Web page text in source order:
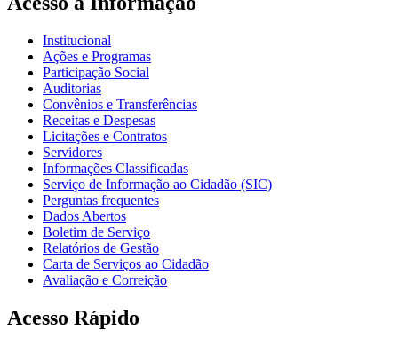
Institucional
Ações e Programas
Participação Social
Auditorias
Convênios e Transferências
Receitas e Despesas
Licitações e Contratos
Servidores
Informações Classificadas
Serviço de Informação ao Cidadão (SIC)
Perguntas frequentes
Dados Abertos
Boletim de Serviço
Relatórios de Gestão
Carta de Serviços ao Cidadão
Avaliação e Correição
Acesso Rápido